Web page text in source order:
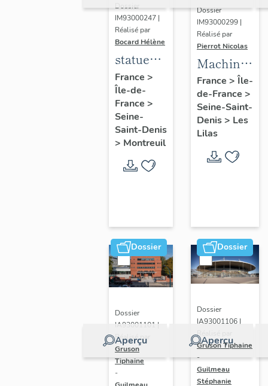
Dossier
IM93000247 |
Réalisé par
Bocard Hélène
statues
colossales
: le
discobole,
le
tennisman
France >
Île-de-
France >
Seine-
Saint-Denis
> Montreuil
Dossier
IM93000299 |
Réalisé par
Pierrot Nicolas
Machine
à
déchiqueter
et à
épurer
France > Île-
de-France >
Seine-Saint-
Denis> Les
Lilas
Dossier
Aperçu
Dossier
IA93001101 |
Réalisé par
Gruson
Tiphaine
-
Dossier
Aperçu
Dossier
IA93001106 |
Réalisé par
Gruson Tiphaine
-
Guilmeau
Stéphanie